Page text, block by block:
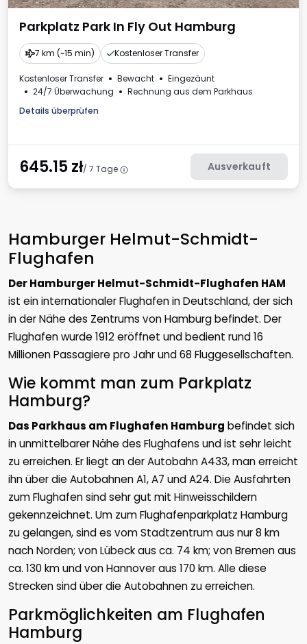
Parkplatz Park In Fly Out Hamburg
7 km (~15 min) Kostenloser Transfer
Kostenloser Transfer Bewacht
Eingezäunt
24/7 Überwachung
Rechnung aus dem Parkhaus
Details überprüfen
645.15zł/ 7 Tage Ausverkauft
Hamburger Helmut-Schmidt-
Flughafen
Der Hamburger Helmut-Schmidt-Flughafen HAM
ist ein internationaler Flughafen in Deutschland, der sich
in der Nähe des Zentrums von Hamburg befindet. Der
Flughafen wurde 1912 eröffnet und bedient rund 16
Millionen Passagiere pro Jahr und 68 Fluggesellschaften.
Wie kommt man zum Parkplatz
Hamburg?
Das Parkhaus am Flughafen Hamburg befindet sich
in unmittelbarer Nähe des Flughafens und ist sehr leicht
zu erreichen. Er liegt an der Autobahn A433, man erreicht
ihn über die Autobahnen A1, A7 und A24. Die Ausfahrten
zum Flughafen sind sehr gut mit Hinweisschildern
gekennzeichnet. Um zum Flughafenparkplatz Hamburg
zu gelangen, sind es vom Stadtzentrum aus nur 8 km
nach Norden; von Lübeck aus ca. 74 km; von Bremen aus
ca. 130 km und von Hannover aus 170 km. Alle diese
Strecken sind über die Autobahnen zu erreichen.
Parkmöglichkeiten am Flughafen
Hamburg